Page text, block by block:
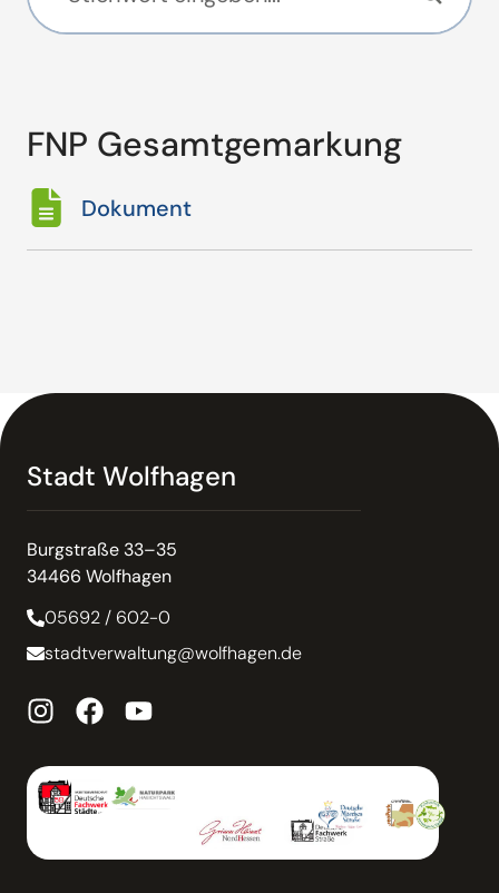
FNP Gesamtgemarkung
Dokument
Stadt Wolfhagen
Burgstraße 33–35
34466 Wolfhagen
05692 / 602-0
stadtverwaltung@wolfhagen.de